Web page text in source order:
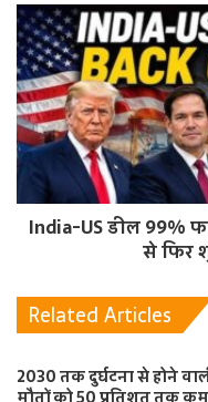
India-US डील 99%
से फिर
Related Articles
2030 तक दुर्घटना से होने